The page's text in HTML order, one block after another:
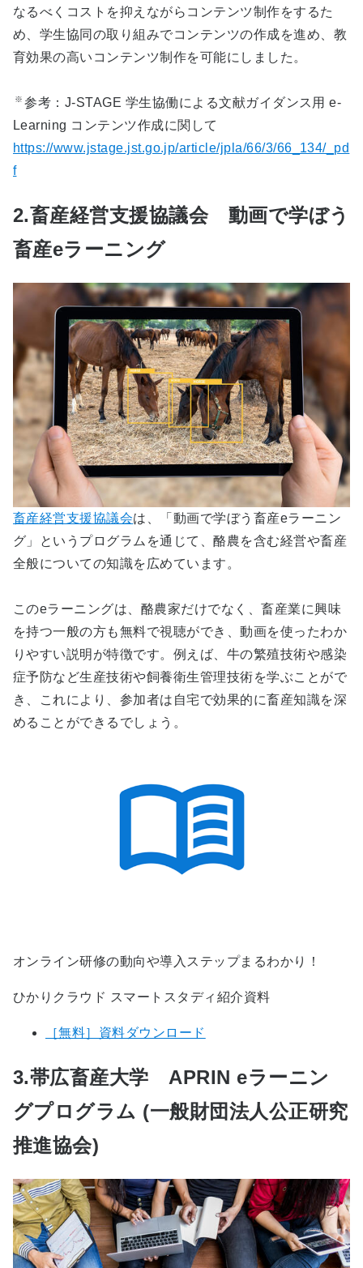
なるべくコストを抑えながらコンテンツ制作をするた
め、学生協同の取り組みでコンテンツの作成を進め、教
育効果の高いコンテンツ制作を可能にしました。
※ 参考：J-STAGE 学生協働による文献ガイダンス用 e-
Learning コンテンツ作成に関して
https://www.jstage.jst.go.jp/article/jpla/66/3/66_134/_pd
f
2.畜産経営支援協議会 動画で学ぼう
畜産eラーニング
畜産経営支援協議会は、「動画で学ぼう畜産eラーニン
グ」というプログラムを通じて、酪農を含む経営や畜産
全般についての知識を広めています。
このeラーニングは、酪農家だけでなく、畜産業に興味
を持つ一般の方も無料で視聴ができ、動画を使ったわか
りやすい説明が特徴です。例えば、牛の繁殖技術や感染
症予防など生産技術や飼養衛生管理技術を学ぶことがで
き、これにより、参加者は自宅で効果的に畜産知識を深
めることができるでしょう。
オンライン研修の動向や導入ステップまるわかり！
ひかりクラウド スマートスタディ紹介資料
［無料］資料ダウンロード
3.帯広畜産大学 APRIN eラーニン
グプログラム (一般財団法人公正研究
推進協会)